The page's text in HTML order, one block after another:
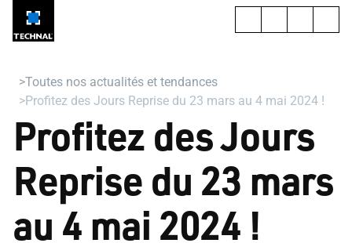
Toutes nos actualités et tendances
Profitez des Jours Reprise du 23 mars au 4 mai 2024 !
Profitez des Jours
Reprise du 23 mars
au 4 mai 2024 !